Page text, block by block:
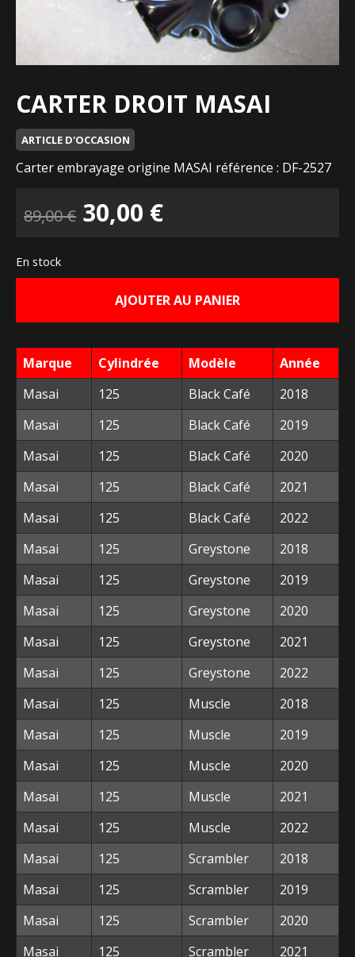
CARTER DROIT MASAI
ARTICLE D'OCCASION
Carter embrayage origine MASAI référence : DF-2527
89,00€ Le
initial
était :
89,00 €.
30,00 €Le
actuel
est :
30,00 €.
En stock
AJOUTER AU PANIER
Marque Cylindrée Modèle
Année
Masai
125 Black Café
2018
Masai
125 Black Café
2019
Masai
125 Black Café
2020
Masai
125 Black Café
2021
Masai
125 Black Café
2022
Masai
125 Greystone
2018
Masai
125 Greystone
2019
Masai
125 Greystone
2020
Masai
125 Greystone
2021
Masai
125 Greystone
2022
Masai
125 Muscle
2018
Masai
125 Muscle
2019
Masai
125 Muscle
2020
Masai
125 Muscle
2021
Masai
125 Muscle
2022
Masai
125 Scrambler
2018
Masai
125 Scrambler
2019
Masai
125 Scrambler
2020
Masai
125 Scrambler 2021